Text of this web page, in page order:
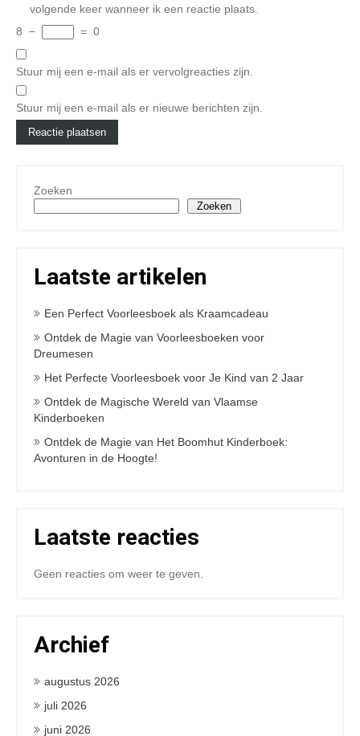
volgende keer wanneer ik een reactie plaats.
8 − = 0
Stuur mij een e-mail als er vervolgreacties zijn.
Stuur mij een e-mail als er nieuwe berichten zijn.
Zoeken
Zoeken
Laatste artikelen
Een Perfect Voorleesboek als Kraamcadeau
Ontdek de Magie van Voorleesboeken voor
Dreumesen
Het Perfecte Voorleesboek voor Je Kind van 2 Jaar
Ontdek de Magische Wereld van Vlaamse
Kinderboeken
Ontdek de Magie van Het Boomhut Kinderboek:
Avonturen in de Hoogte!
Laatste reacties
Geen reacties om weer te geven.
Archief
augustus 2026
juli 2026
juni 2026